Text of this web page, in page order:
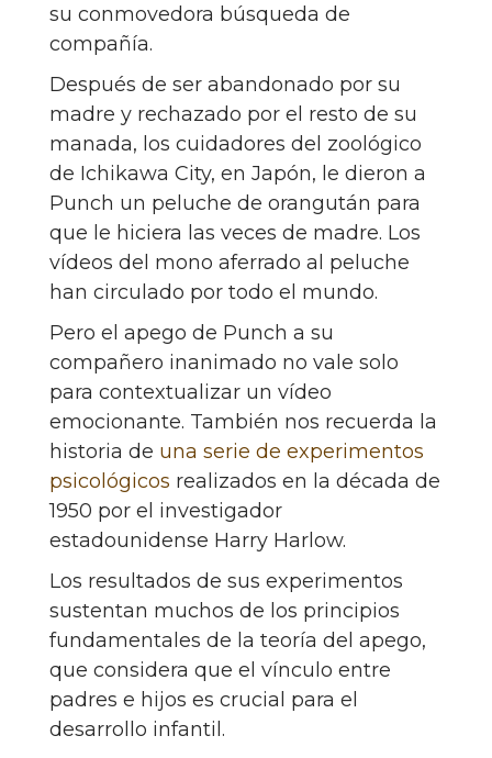
su conmovedora búsqueda de
compañía.
Después de ser abandonado por su
madre y rechazado por el resto de su
manada, los cuidadores del zoológico
de Ichikawa City, en Japón, le dieron a
Punch un peluche de orangután para
que le hiciera las veces de madre. Los
vídeos del mono aferrado al peluche
han circulado por todo el mundo.
Pero el apego de Punch a su
compañero inanimado no vale solo
para contextualizar un vídeo
emocionante. También nos recuerda la
historia de una serie de experimentos
psicológicos realizados en la década de
1950 por el investigador
estadounidense Harry Harlow.
Los resultados de sus experimentos
sustentan muchos de los principios
fundamentales de la teoría del apego,
que considera que el vínculo entre
padres e hijos es crucial para el
desarrollo infantil.